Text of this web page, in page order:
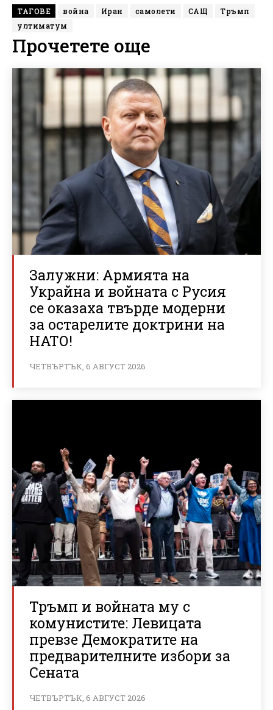
ТАГОВЕ война Иран самолети САЩ
Тръмп
ултиматум
Прочетете още
Залужни: Армията на
Украйна и войната с Русия
се оказаха твърде модерни
за остарелите доктрини на
НАТО!
ЧЕТВЪРТЪК, 6 АВГУСТ 2026
Тръмп и войната му с
комунистите: Левицата
превзе Демократите на
предварителните избори за
Сената
ЧЕТВЪРТЪК, 6 АВГУСТ 2026